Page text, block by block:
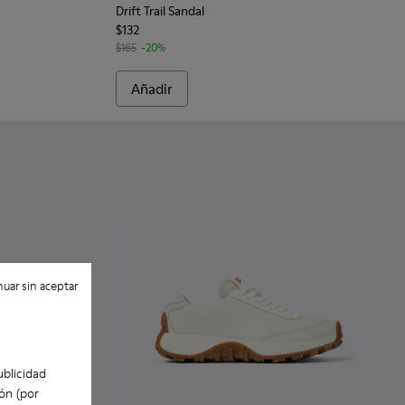
(por
sin aceptar
Drift Trail Sandal
$132
$165 -20%
Añadir